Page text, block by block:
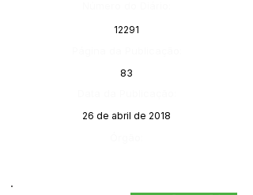
12291
83
26 de abril de 2018